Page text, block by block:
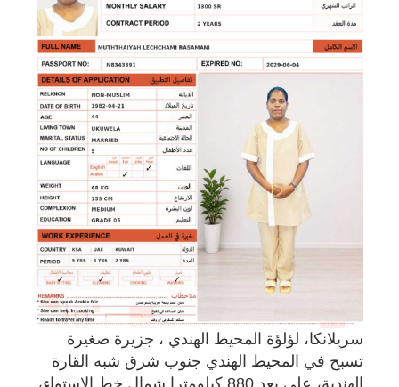
سريلانكا، لؤلؤة المحيط الهندي ، جزيرة صغيرة
تسبح في المحيط الهندي جنوب شرق شبه القارة